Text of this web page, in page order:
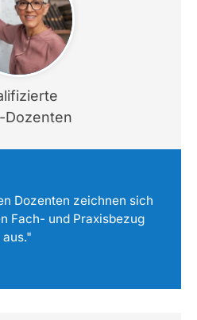
Dozenten zeichnen sich
Fach- und Praxisbezug
aus."
Dozenten